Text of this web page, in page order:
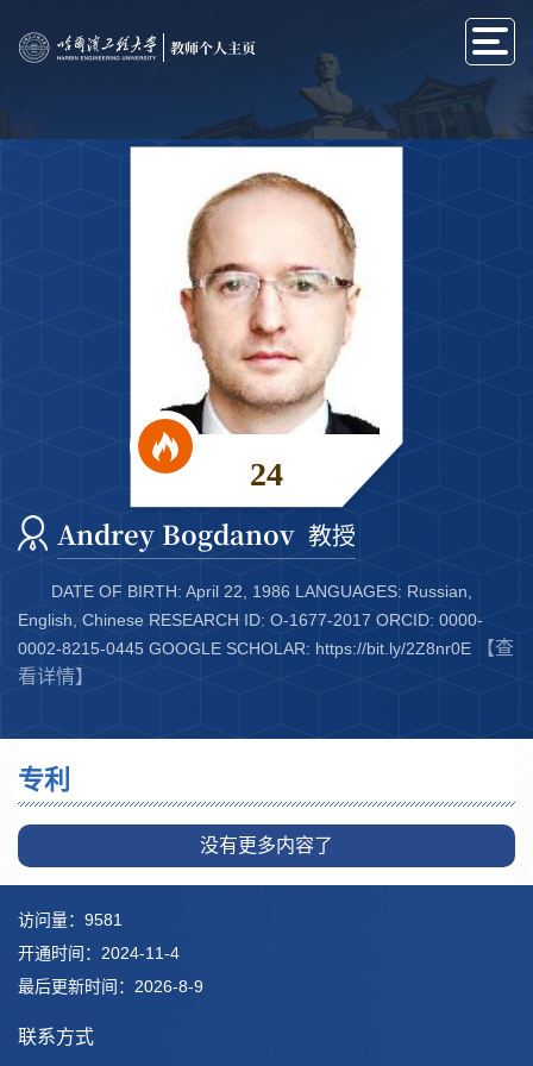
教师个人主页
24
Andrey Bogdanov 教授
DATE OF BIRTH: April 22, 1986 LANGUAGES: Russian,
English, Chinese RESEARCH ID: O-1677-2017 ORCID: 0000-
0002-8215-0445 GOOGLE SCHOLAR: https://bit.ly/2Z8nr0E
【查
看详情】
专利
没有更多内容了
访问量： 9581
开通时间： 2024-11-4
最后更新时间： 2026-8-9
联系方式